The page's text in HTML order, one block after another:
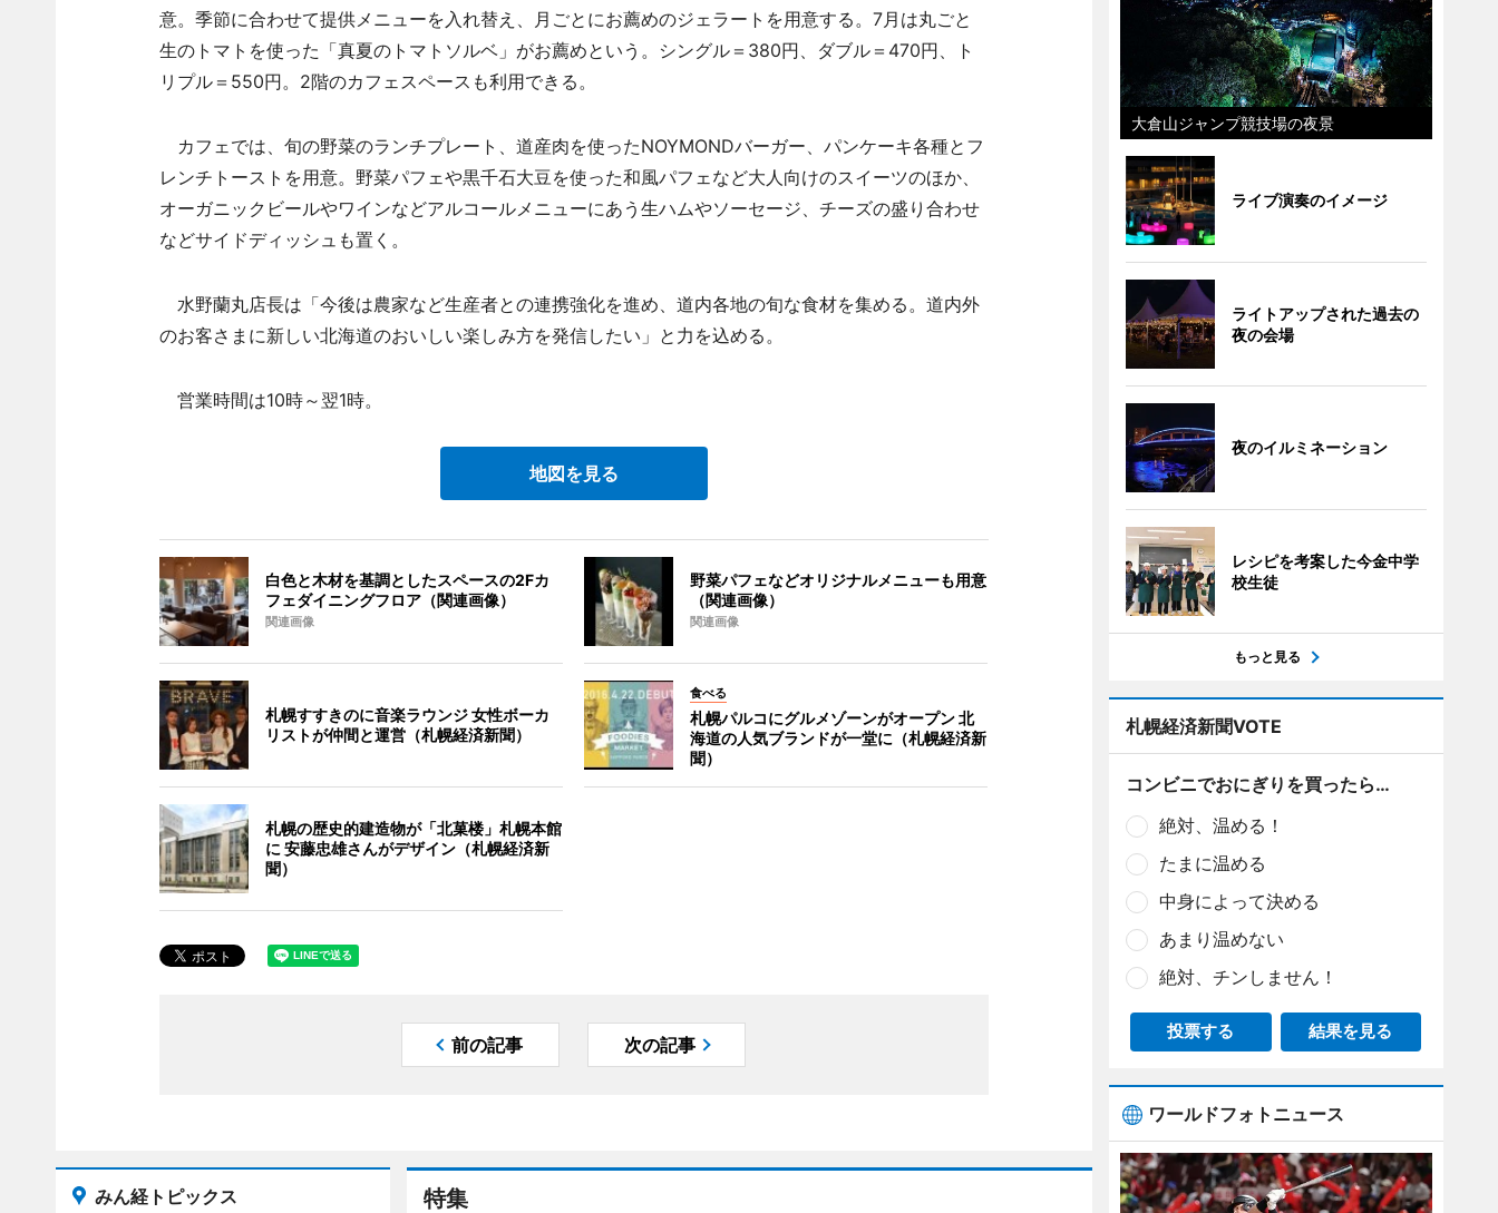
意。季節に合わせて提供メニューを入れ替え、月ごとにお薦めのジェラートを用意する。7月は丸ごと
生のトマトを使った「真夏のトマトソルベ」がお薦めという。シングル＝380円、ダブル＝470円、ト
リプル＝550円。2階のカフェスペースも利用できる。
カフェでは、旬の野菜のランチプレート、道産肉を使ったNOYMONDバーガー、パンケーキ各種とフ
レンチトーストを用意。野菜パフェや黒千石大豆を使った和風パフェなど大人向けのスイーツのほか、
オーガニックビールやワインなどアルコールメニューにあう生ハムやソーセージ、チーズの盛り合わせ
などサイドディッシュも置く。
水野蘭丸店長は「今後は農家など生産者との連携強化を進め、道内各地の旬な食材を集める。道内外
のお客さまに新しい北海道のおいしい楽しみ方を発信したい」と力を込める。
営業時間は10時～翌1時。
地図を見る
白色と木材を基調としたスペースの2Fカ
フェダイニングフロア（関連画像）
関連画像
野菜パフェなどオリジナルメニューも用意
（関連画像）
関連画像
札幌すすきのに音楽ラウンジ 女性ボーカ
リストが仲間と運営（札幌経済新聞）
食べる
札幌パルコにグルメゾーンがオープン 北
海道の人気ブランドが一堂に（札幌経済新
聞）
札幌の歴史的建造物が「北菓楼」札幌本館
に 安藤忠雄さんがデザイン（札幌経済新
聞）
前の記事 次の記事
特集
みん経トピックス
大倉山ジャンプ競技場の夜景
ライブ演奏のイメージ
ライトアップされた過去の
夜の会場
夜のイルミネーション
レシピを考案した今金中学
校生徒
もっと見る
札幌経済新聞VOTE
コンビニでおにぎりを買ったら…
絶対、温める！
たまに温める
中身によって決める
あまり温めない
絶対、チンしません！
投票する 結果を見る
ワールドフォトニュース